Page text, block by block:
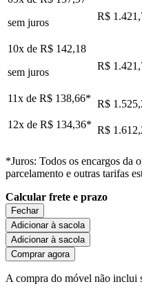
sem juros
R$
10x de R$ 142,18
sem juros
R$
11x de R$ 138,66* R$
12x de R$ 134,36* R$
*Juros: Todos os encargos da
parcelamento e outras tarifas
Calcular frete e prazo
Fechar
Adicionar à sacola
Adicionar à sacola
Comprar agora
A compra do móvel não inclui